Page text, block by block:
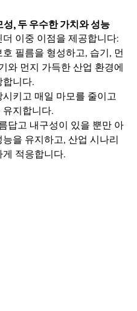
, 두 우수한 가치와 성능
이중 이점을 제공합니다:
와 먼지 가득한 산업 환경에
합니다.
유지합니다.
답고 내구성이 있을 뿐만 아
을 유지하고, 산업 시나리
적응합니다.